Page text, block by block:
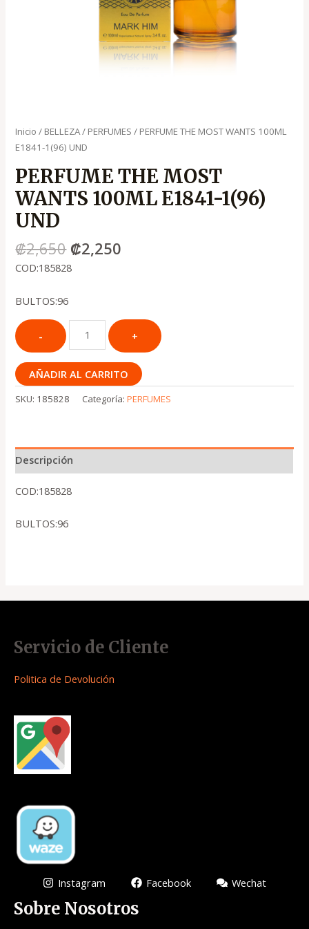
Inicio / BELLEZA/ PERFUMES / PERFUME THE MOST WANTS 100ML
E1841-1(96) UND
PERFUME THE MOST
WANTS 100ML E1841-1(96)
UND
₡2,650 ₡2,250
COD:185828
BULTOS:96
AÑADIR AL CARRITO
SKU: 185828 Categoría:PERFUMES
Descripción
COD:185828
BULTOS:96
Servicio de Cliente
Politica de Devolución
Instagram Facebook Wechat
Sobre Nosotros